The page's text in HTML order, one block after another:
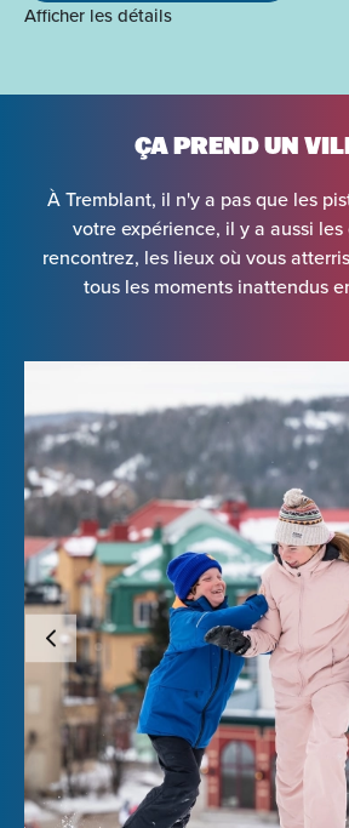
Afficher les détails
ÇA PREND UN
À Tremblant, il n'y a pas que les
votre expérience, il y a aussi
rencontrez, les lieux où vous
tous les moments inattendus